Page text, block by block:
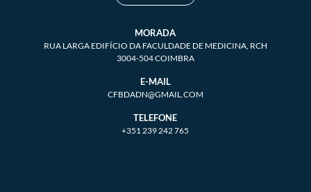
MORADA
RUA LARGA EDIFÍCIO DA FACULDADE DE MEDICINA, RCH
3004-504 COIMBRA
E-MAIL
CFBDADN@GMAIL.COM
TELEFONE
+351 239 242 765